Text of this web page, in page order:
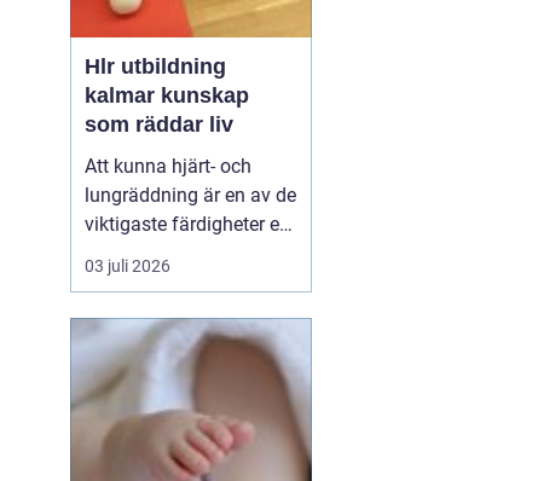
Hlr utbildning
kalmar kunskap
som räddar liv
Att kunna hjärt- och
lungräddning är en av de
viktigaste färdigheter en
människa kan ha. Varje
år drabbas tusentals
plötsligt hjärtstopp,
luftvägsstopp eller andra
akuta tillstånd. Den som
står bredvid har ofta
bara sekunder på ...
03 juli 2026